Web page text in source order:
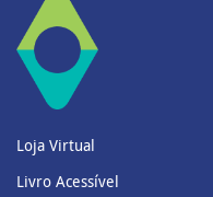
Loja Virtual
Livro Acessível